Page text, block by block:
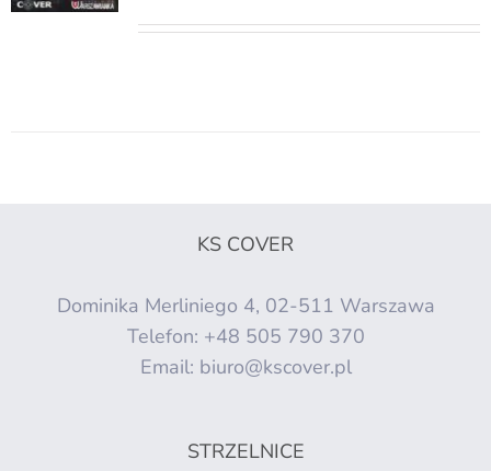
KS COVER
Dominika Merliniego 4, 02-511 Warszawa
Telefon: +48 505 790 370
Email: biuro@kscover.pl
STRZELNICE